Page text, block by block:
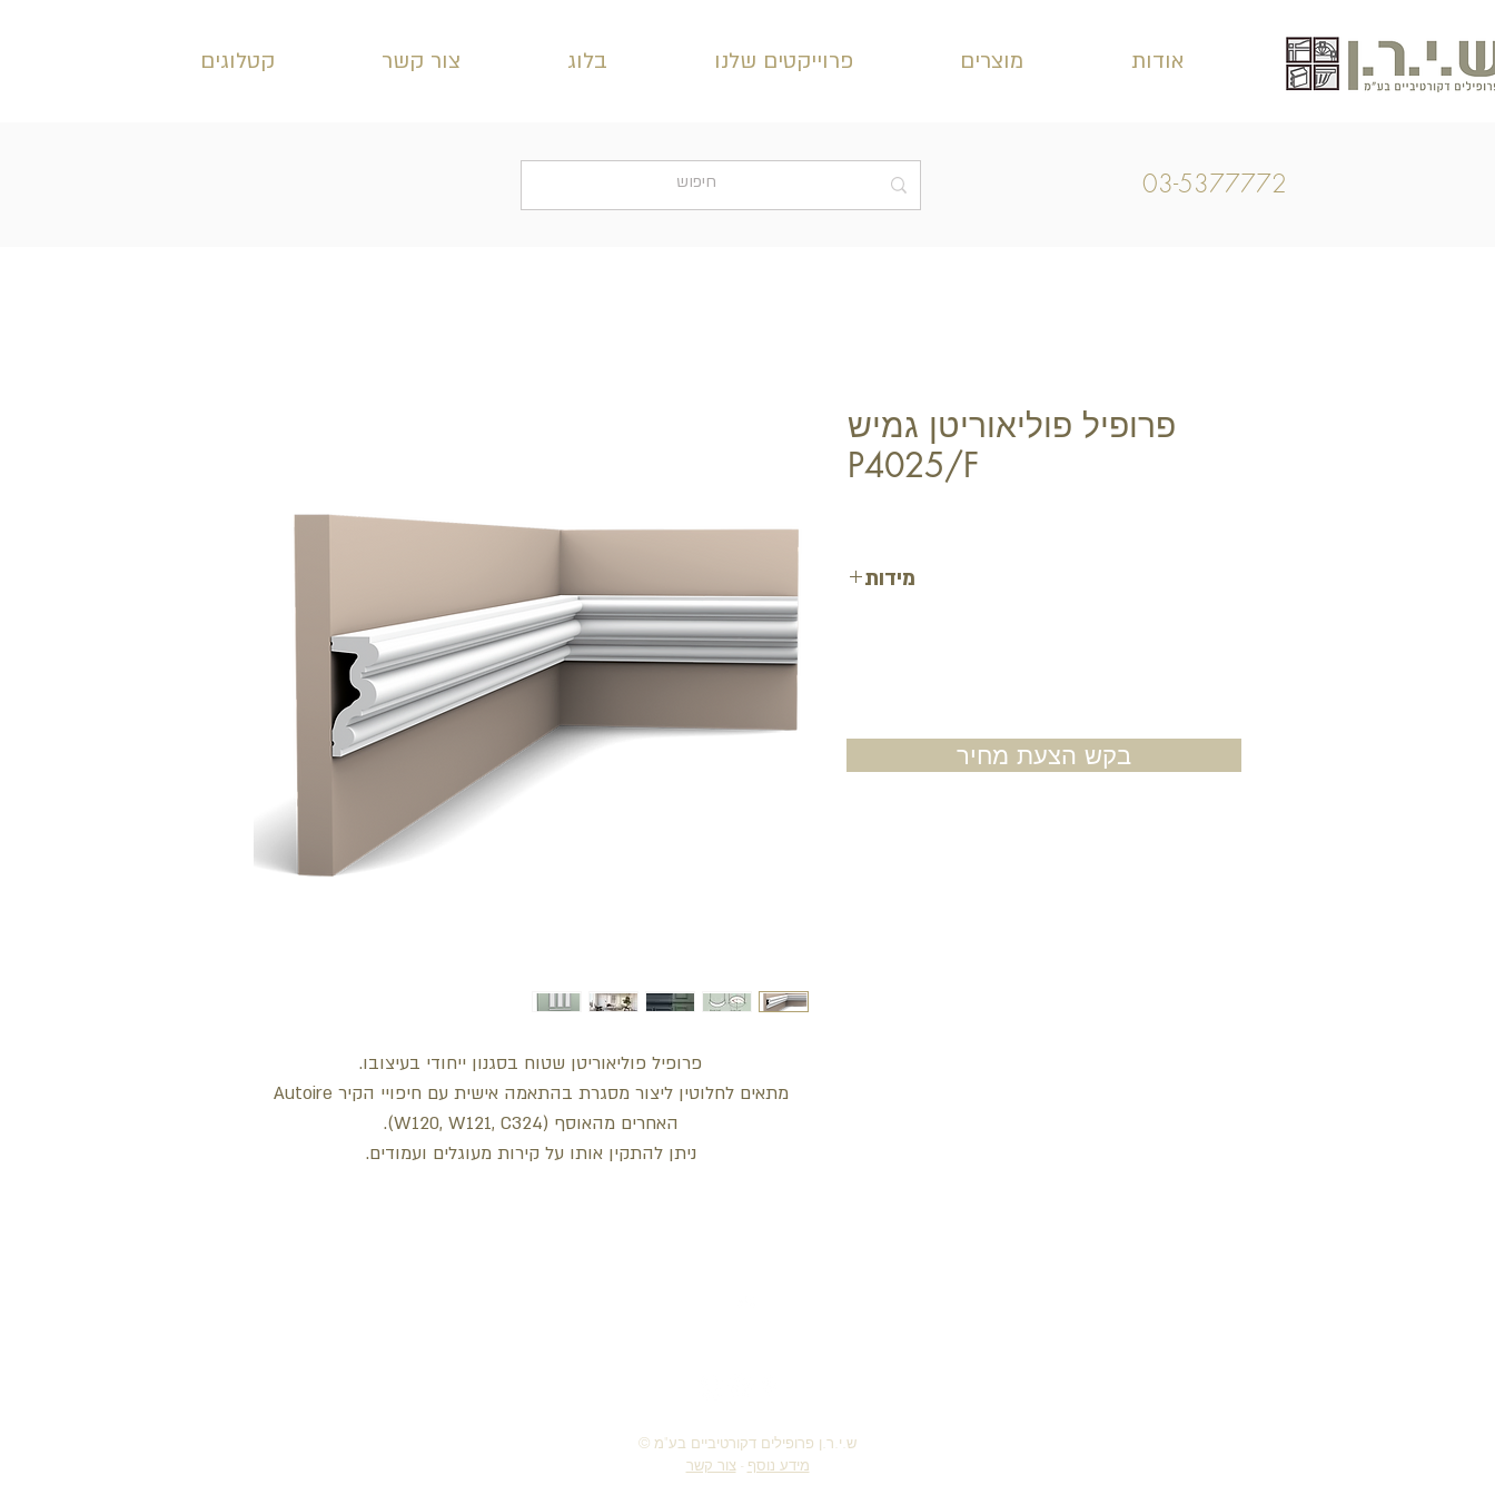
אודות מוצרים פרוייקטים שלנו בלוג צור קשר קטלוגים
03-5377772
פרופיל פוליאוריטן שטוח בסגנון ייחודי בעיצובו.
מתאים לחלוטין ליצור מסגרת בהתאמה אישית עם חיפויי הקיר Autoire
האחרים מהאוסף (W120, W121, C324).
ניתן להתקין אותו על קירות מעוגלים ועמודים.
פרופיל פוליאוריטן גמיש
P4025/F
מידות
בקש הצעת מחיר
© ש.י.ר.ן פרופילים דקורטיביים בע"מ
מידע נוסף -צור קשר